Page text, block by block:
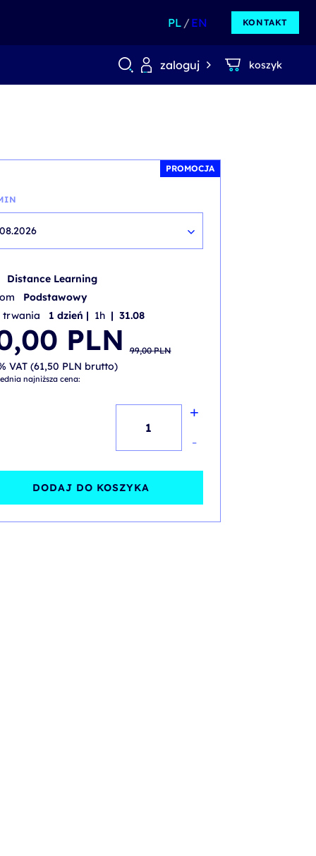
PL EN KONTAKT
zaloguj koszyk
PROMOCJA
Distance Learning
Podstawowy
trwania
1 dzień | 1h | 31.08
99,00PLN
PLN.
PLN
PLN.
VAT (61,50 PLN brutto)
najniższa cena:
Sharepoint
+
-
DODAJ DO KOSZYKA